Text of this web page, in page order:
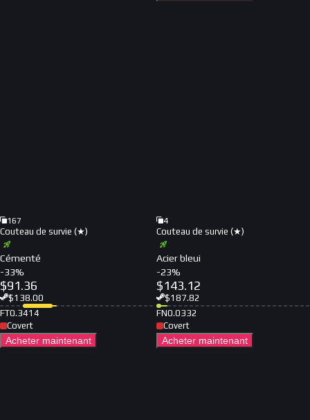
167
Couteau de survie (★)
Cémenté
-33%
$91.36
$138.00
FT0.3414
Covert
Acheter maintenant
4
Couteau de survie (★)
Acier bleui
-23%
$143.12
$187.82
FN0.0332
Covert
Acheter maintenant